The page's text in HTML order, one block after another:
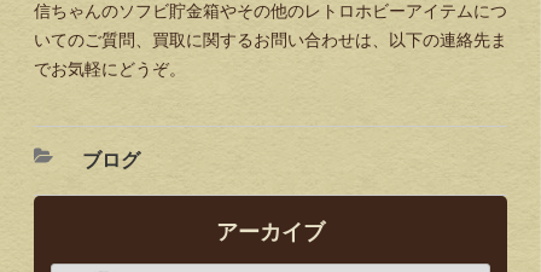
信ちゃんのソフビ貯金箱やその他のレトロホビーアイテムにつ
いてのご質問、買取に関するお問い合わせは、以下の連絡先ま
でお気軽にどうぞ。
ブログ
アーカイブ